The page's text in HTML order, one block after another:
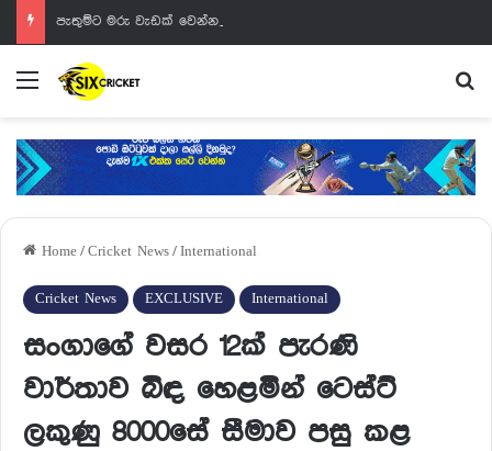
පැතුම්ට මරු වැඩක් වෙන්නයි යන්නේ
Menu
Home / Cricket News / International
Cricket News EXCLUSIVE International
සංගාගේ වසර 12ක් පැරණි
වාර්තාව බිඳ හෙළමින් ටෙස්ට්
ලකුණු 8000සේ සීමාව පසු කළ